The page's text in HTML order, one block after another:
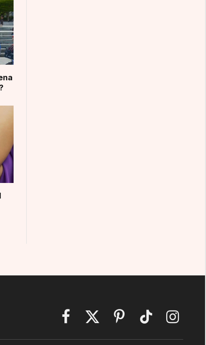
Facebook
X
PinterestTikTok Instagram